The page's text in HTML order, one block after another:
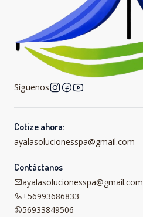
Síguenos
Cotize ahora:
ayalasolucionesspa@gmail.com
Contáctanos
ayalasolucionesspa@gmail.com
+56993686833
56933849506